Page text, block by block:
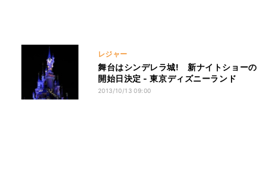
レジャー
舞台はシンデレラ城! 新ナイトショーの
開始日決定 - 東京ディズニーランド
2013/10/13 09:00